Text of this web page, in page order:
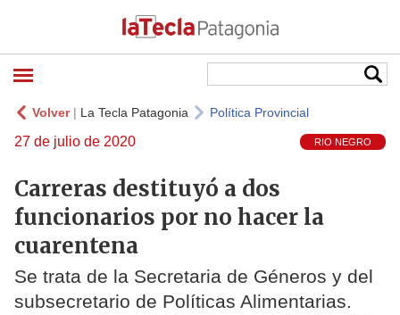
Volver| La Tecla Patagonia Política Provincial
27 de julio de 2020 RIO NEGRO
Carreras destituyó a dos
funcionarios por no hacer la
cuarentena
Se trata de la Secretaria de Géneros y del
subsecretario de Políticas Alimentarias.